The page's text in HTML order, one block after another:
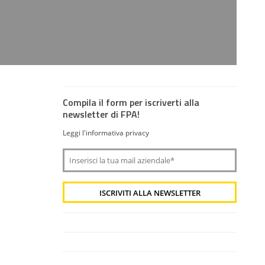
Compila il form per iscriverti alla
newsletter di FPA!
Leggi l'informativa privacy